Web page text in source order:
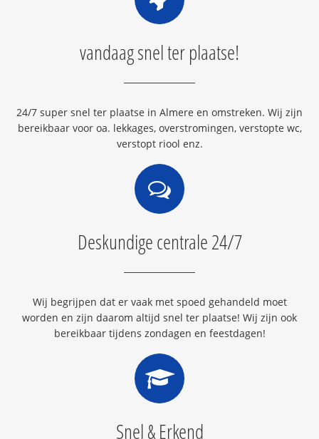
vandaag snel ter plaatse!
24/7 super snel ter plaatse in Almere en omstreken. Wij zijn
bereikbaar voor oa. lekkages, overstromingen, verstopte wc,
verstopt riool enz.
Deskundige centrale 24/7
Wij begrijpen dat er vaak met spoed gehandeld moet
worden en zijn daarom altijd snel ter plaatse! Wij zijn ook
bereikbaar tijdens zondagen en feestdagen!
Snel & Erkend